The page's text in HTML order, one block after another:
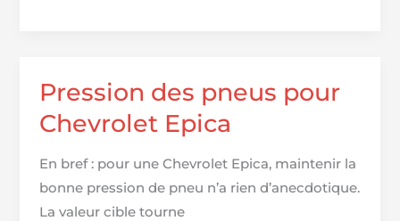
245/45
:
Performance
et
sécurité
Pression des pneus pour
Chevrolet Epica
En bref : pour une Chevrolet Epica, maintenir la
bonne pression de pneu n’a rien d’anecdotique.
La valeur cible tourne